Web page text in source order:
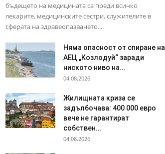
бъдещето на медицината са преди всичко
лекарите, медицинските сестри, служителите в
сферата на здравеопазването....
Няма опасност от спиране на
АЕЦ „Козлодуй“ заради
ниското ниво на...
04.08.2026
Жилищната криза се
задълбочава: 400 000 евро
вече не гарантират
собствен...
04.08.2026